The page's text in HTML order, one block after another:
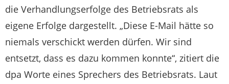
die Verhandlungserfolge des Betriebsrats als
eigene Erfolge dargestellt. „Diese E-Mail hätte so
niemals verschickt werden dürfen. Wir sind
entsetzt, dass es dazu kommen konnte“, zitiert die
dpa Worte eines Sprechers des Betriebsrats. Laut